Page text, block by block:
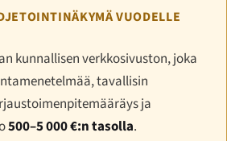
VUODELLE
kunnallisen verkkosivuston, joka
tavallisin
ja
500–5 000 €:n tasolla.